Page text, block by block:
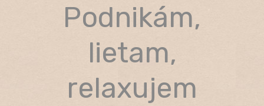
Podnikám,
lietam,
relaxujem